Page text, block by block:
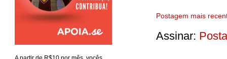
Postagem mais
Assinar: